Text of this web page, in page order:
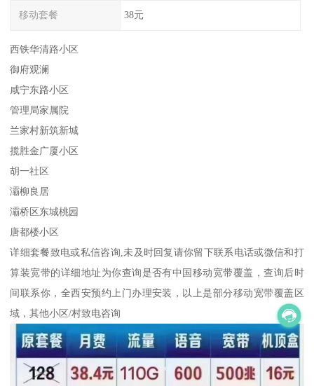
移动套餐 38元
西铁华清路小区
御府观澜
咸宁东路小区
管理局家属院
兰家村新筑新城
揽胜金广厦小区
胡一社区
灞柳良居
灞桥区东城桃园
唐都楼小区
详细套餐致电或私信咨询,未及时回复请你留下联系电话或微信和打
算装宽带的详细地址为你查询是否有中国移动宽带覆盖，查询后时
间联系你，全西安预约上门办理安装，以上是部分移动宽带覆盖区
域，其他小区/村致电咨询